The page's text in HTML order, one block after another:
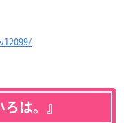
は。』